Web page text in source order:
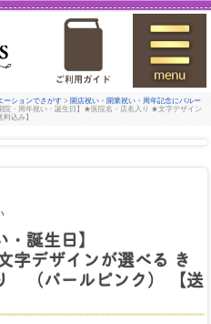
ーションでさがす > 開店祝い・開業祝い・周年記念にバルー
院・周年祝い・誕生日】★医院名・店名入り ★文字デザイン
込み】
誕生日】
デザインが選べる き
（パールピンク） 【送